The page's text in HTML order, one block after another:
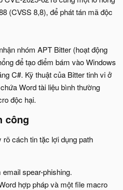
(CVSS 8,8), để phát tán mã độc
nhóm APT Bitter (hoạt động
để tạo điểm bám vào Windows
C#. Kỹ thuật của Bitter tinh vi ở
Word tài liệu bình thường
độc hại.
công​
cách tin tặc lợi dụng path
spear-phishing.
hợp pháp và một file macro